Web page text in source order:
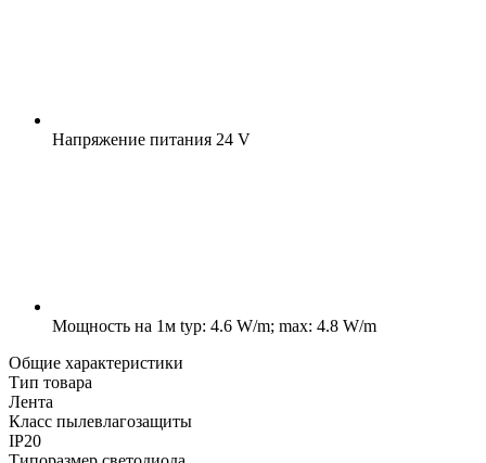
Напряжение питания 24 V
Мощность на 1м typ: 4.6 W/m; max: 4.8 W/m
Общие характеристики
Тип товара
Лента
Класс пылевлагозащиты
IP20